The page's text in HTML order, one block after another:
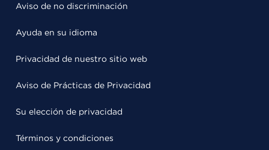
Aviso de no discriminación
Ayuda en su idioma
Privacidad de nuestro sitio web
Aviso de Prácticas de Privacidad
Su elección de privacidad
Términos y condiciones